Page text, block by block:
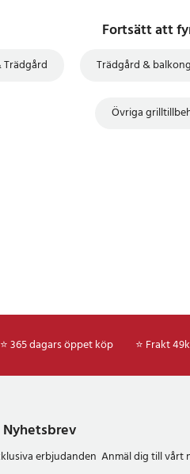
Fortsätt att
Trädgård Trädgård & balkong
Övriga
⭐ 365 dagars öppet köp ⭐ Frakt
Nyhetsbrev
erbjudanden Anmäl dig till vårt